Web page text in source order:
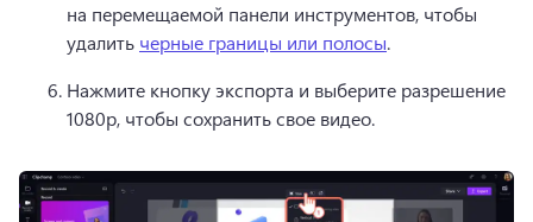
на перемещаемой панели инструментов, чтобы
удалить черные границы или полосы.
Нажмите кнопку экспорта и выберите разрешение
1080p, чтобы сохранить свое видео.